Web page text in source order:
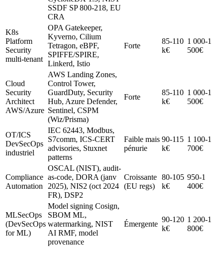
SSDF SP 800-218, EU
CRA
K8s
Platform
Security
multi-tenant
OPA Gatekeeper,
Kyverno, Cilium
Tetragon, eBPF,
SPIFFE/SPIRE,
Linkerd, Istio
Forte
85-110
k€
1 000-1
500€
Cloud
Security
Architect
AWS/Azure
AWS Landing Zones,
Control Tower,
GuardDuty, Security
Hub, Azure Defender,
Sentinel, CSPM
(Wiz/Prisma)
Forte
85-110
k€
1 000-1
500€
OT/ICS
DevSecOps
industriel
IEC 62443, Modbus,
S7comm, ICS-CERT
advisories, Stuxnet
patterns
Faible mais
pénurie
90-115
k€
1 100-1
700€
Compliance
Automation
OSCAL (NIST), audit-
as-code, DORA (janv
2025), NIS2 (oct 2024
FR), DSP2
Croissante
(EU regs)
80-105
k€
950-1
400€
MLSecOps
(DevSecOps
for ML)
Model signing Cosign,
SBOM ML,
watermarking, NIST
AI RMF, model
provenance
Émergente
90-120
k€
1 200-1
800€